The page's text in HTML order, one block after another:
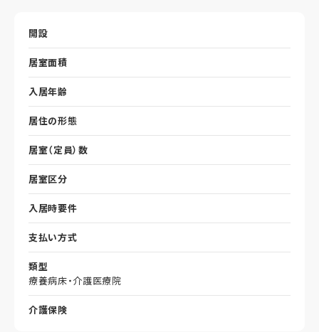
開設
居室面積
入居年齢
居住の形態
居室（定員）数
居室区分
入居時要件
支払い方式
類型
療養病床・介護医療院
介護保険